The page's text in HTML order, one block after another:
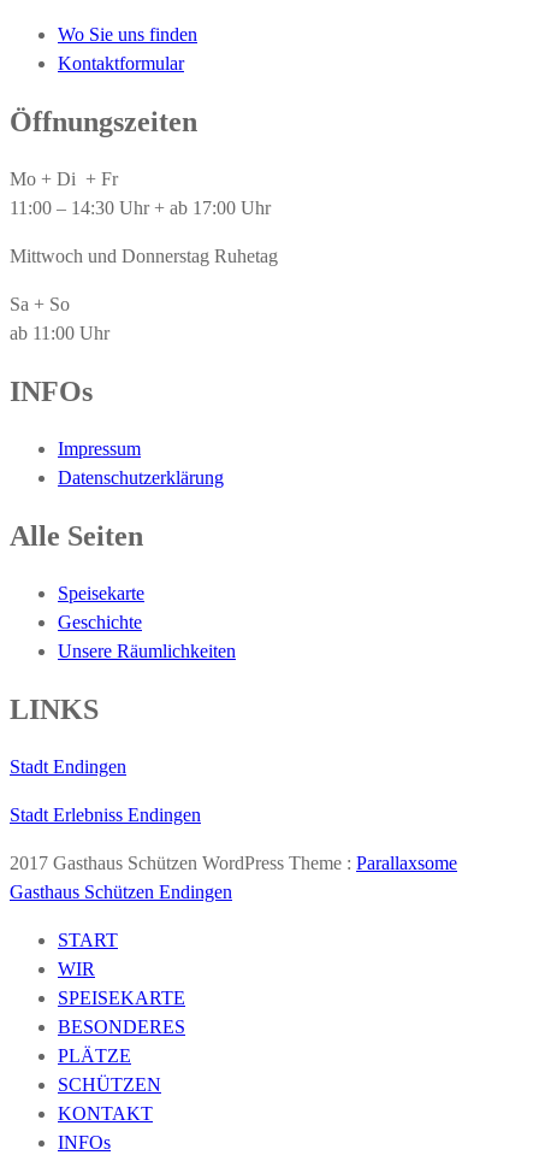
Wo Sie uns finden
Kontaktformular
Öffnungszeiten
Mo + Di + Fr
11:00 – 14:30 Uhr + ab 17:00 Uhr
Mittwoch und Donnerstag Ruhetag
Sa + So
ab 11:00 Uhr
INFOs
Impressum
Datenschutzerklärung
Alle Seiten
Speisekarte
Geschichte
Unsere Räumlichkeiten
LINKS
Stadt Endingen
Stadt Erlebniss Endingen
2017 Gasthaus Schützen WordPress Theme : Parallaxsome
Gasthaus Schützen Endingen
START
WIR
SPEISEKARTE
BESONDERES
PLÄTZE
SCHÜTZEN
KONTAKT
INFOs